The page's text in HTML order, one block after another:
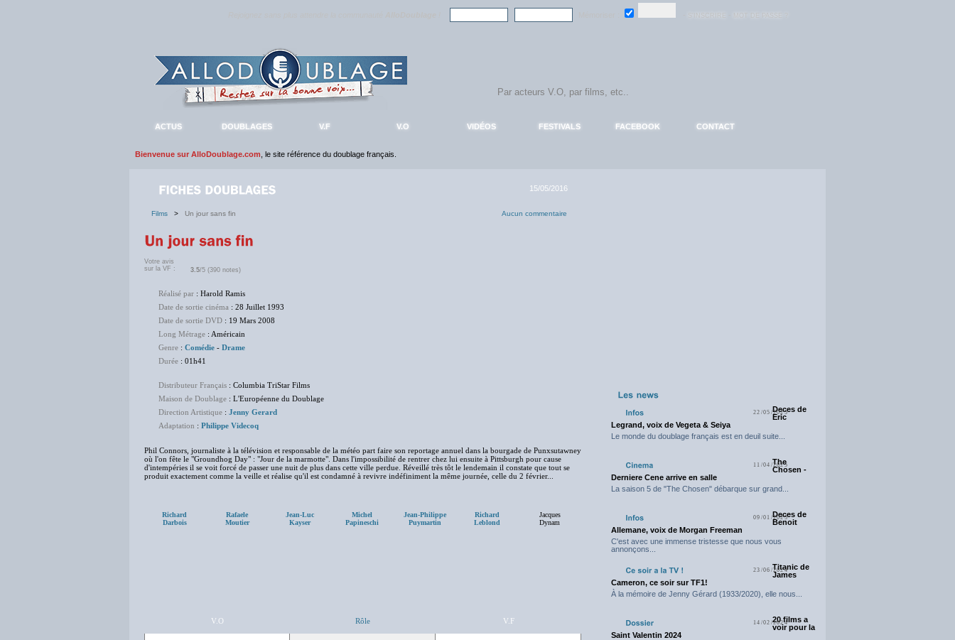
ACTUS DOUBLAGES V.F V.O VIDÉOS FESTIVALS FACEBOOK CONTACT
Bienvenue sur AlloDoublage.com , le site référence du doublage français.
15/05/2016
Films > Un jour sans fin Aucun commentaire
Votre avis
sur la VF :
3.5/5 (390 notes)
Réalisé par : Harold Ramis
Date de sortie cinéma : 28 Juillet 1993
Date de sortie DVD : 19 Mars 2008
Long Métrage : Américain
Genre : Comédie - Drame
Durée : 01h41
Distributeur Français : Columbia TriStar Films
Maison de Doublage : L'Européenne du Doublage
Direction Artistique : Jenny Gerard
Adaptation : Philippe Videcoq
Phil Connors, journaliste à la télévision et responsable de la météo part faire son reportage annuel dans la bourgade de Punxsutawney
où l'on fête le "Groundhog Day" : "Jour de la marmotte". Dans l'impossibilité de rentrer chez lui ensuite à Pittsburgh pour cause
d'intempéries il se voit forcé de passer une nuit de plus dans cette ville perdue. Réveillé très tôt le lendemain il constate que tout se
produit exactement comme la veille et réalise qu'il est condamné à revivre indéfiniment la même journée, celle du 2 février...
Richard
Darbois
Rafaele
Moutier
Jean-Luc
Kayser
Michel
Papineschi
Jean-Philippe
Puymartin
Richard
Leblond
Jacques
Dynam
V.O Rôle V.F
22/05/2025Deces de
Eric
Legrand, voix de Vegeta & Seiya
Le monde du doublage français est en deuil suite...
11/04/2025
The
Chosen -
Derniere Cene arrive en salle
La saison 5 de "The Chosen" débarque sur grand...
09/01/2025Deces de
Benoit
Allemane, voix de Morgan Freeman
C'est avec une immense tristesse que nous vous
annonçons...
23/06/2024Titanic de
James
Cameron, ce soir sur TF1!
À la mémoire de Jenny Gérard (1933/2020), elle nous...
14/02/202420 films a
voir pour la
Saint Valentin 2024